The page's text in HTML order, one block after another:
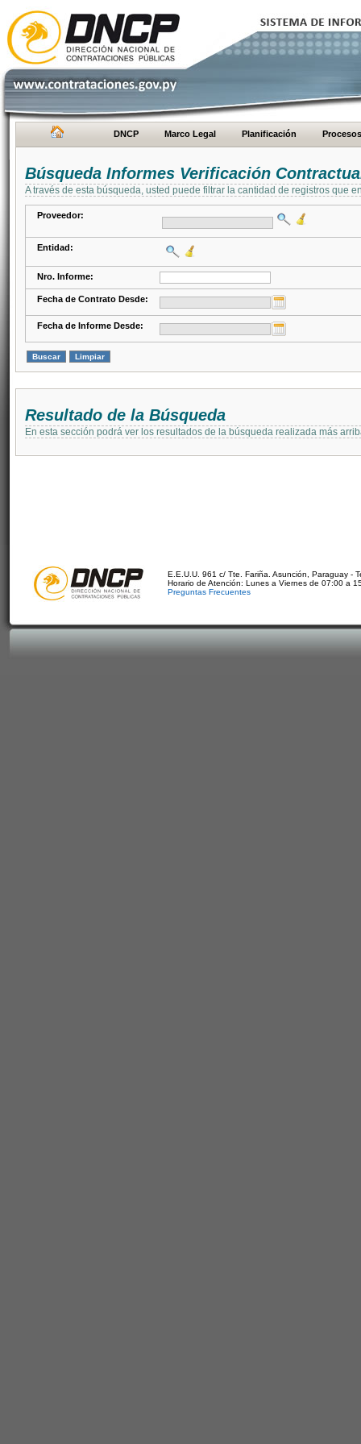
DNCP Marco Legal Planificación Procesos
Búsqueda Informes Verificación
A través de esta búsqueda, usted puede filtrar la cantidad de registros que
Proveedor:
Entidad:
Nro. Informe:
Fecha de Contrato Desde:
Fecha de Informe Desde:
Resultado de la Búsqueda
En esta sección podrá ver los resultados de la búsqueda realizada más
E.E.U.U. 961 c/ Tte. Fariña. Asunción, Paraguay -
Horario de Atención: Lunes a Viernes de 07:00 a
Preguntas Frecuentes